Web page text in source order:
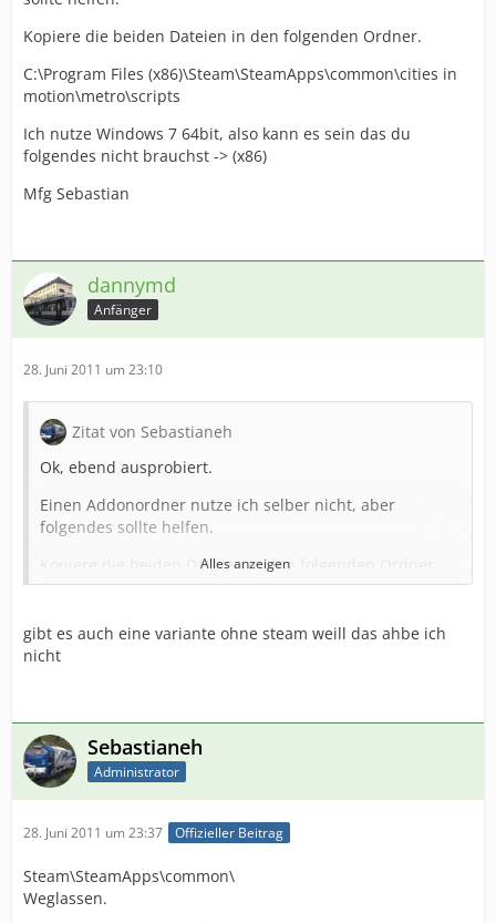
Kopiere die beiden Dateien in den folgenden Ordner.
C:\Program Files (x86)\Steam\SteamApps\common\cities in
motion\metro\scripts
Ich nutze Windows 7 64bit, also kann es sein das du
folgendes nicht brauchst -> (x86)
Mfg Sebastian
dannymd
Anfänger
28. Juni 2011 um 23:10
Zitat von Sebastianeh
Ok, ebend ausprobiert.
Einen Addonordner nutze ich selber nicht, aber
folgendes sollte helfen.
Kopiere die beiden Dateien in den folgenden Ordner.
in motion\metro\scripts
Ich nutze Windows 7 64bit, also kann es sein das du
Mfg Sebastian
Alles anzeigen
gibt es auch eine variante ohne steam weill das ahbe ich
nicht
Sebastianeh
Administrator
28. Juni 2011 um 23:37 Offizieller Beitrag
Steam\SteamApps\common\
Weglassen.